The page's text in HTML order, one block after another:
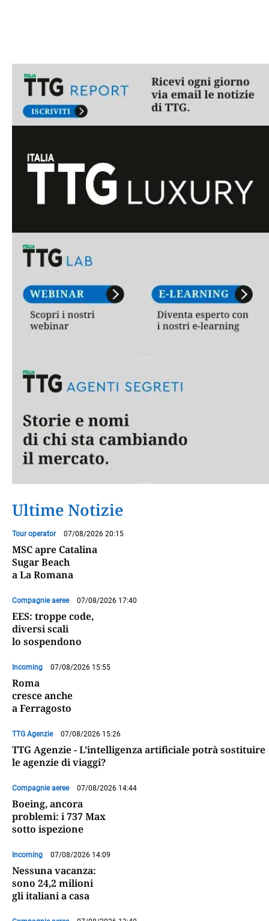
Ultime Notizie
Tour operator 07/08/2026 20:15
MSC apre Catalina
Sugar Beach
a La Romana
Compagnie aeree 07/08/2026 17:40
EES: troppe code,
diversi scali
lo sospendono
Incoming 07/08/2026 15:55
Roma
cresce anche
a Ferragosto
TTG Agenzie 07/08/2026 15:26
TTG Agenzie - L’intelligenza artificiale potrà sostituire
le agenzie di viaggi?
Compagnie aeree 07/08/2026 14:44
Boeing, ancora
problemi: i 737 Max
sotto ispezione
Incoming 07/08/2026 14:09
Nessuna vacanza:
sono 24,2 milioni
gli italiani a casa